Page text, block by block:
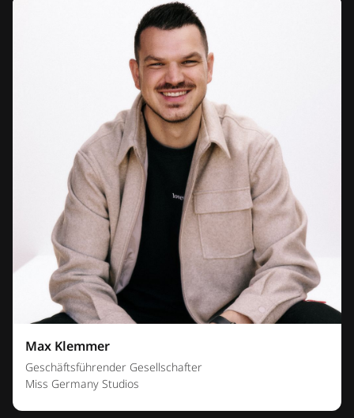
Max Klemmer
Geschäftsführender Gesellschafter
Miss Germany Studios